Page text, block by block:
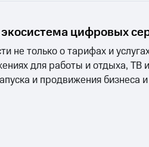
цифровых
не только о тарифах и
для работы и отдыха, ТВ
и продвижения бизнеса